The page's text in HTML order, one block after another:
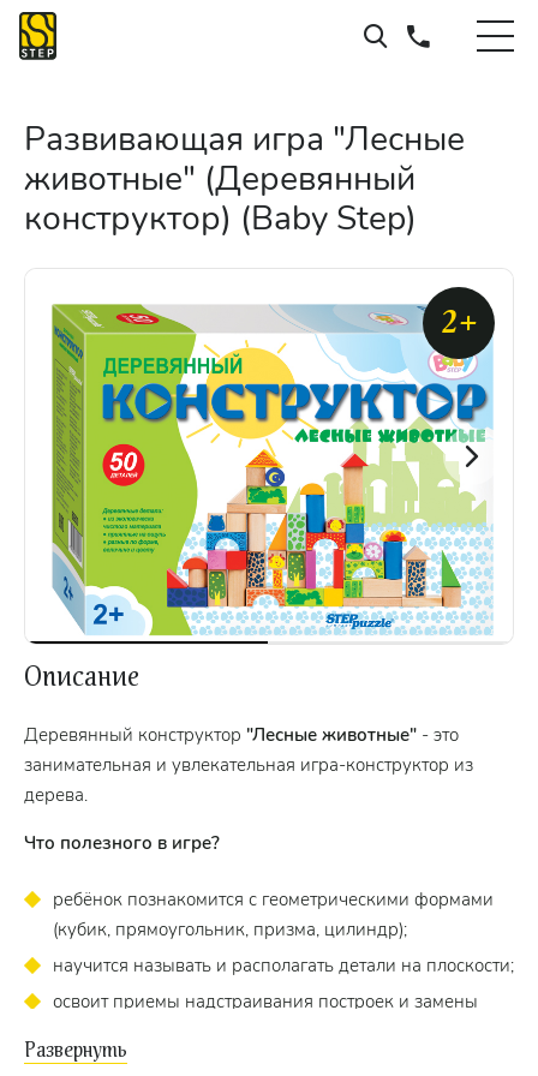
Развивающая игра "Лесные
животные" (Деревянный
конструктор) (Baby Step)
2+
Описание
Деревянный конструктор "Лесные животные" - это
занимательная и увлекательная игра-конструктор из
дерева.
Что полезного в игре?
ребёнок познакомится с геометрическими формами
(кубик, прямоугольник, призма, цилиндр);
научится называть и располагать детали на плоскости;
освоит приемы надстраивания построек и замены